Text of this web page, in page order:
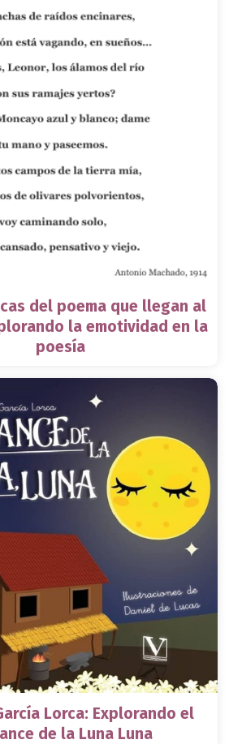
del poema que llegan al
la emotividad en la
poesía
Lorca: Explorando el
de la Luna Luna